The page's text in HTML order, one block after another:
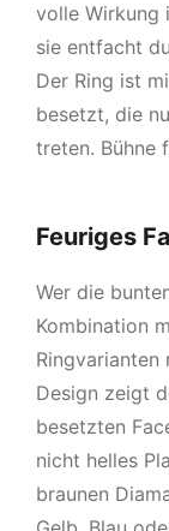
volle Wirkung
sie entfacht
Der Ring ist
besetzt, die
treten. Bühne
Feuriges
Wer die
Kombination
Ringvarianten
Design zeigt
besetzten
nicht helles
braunen